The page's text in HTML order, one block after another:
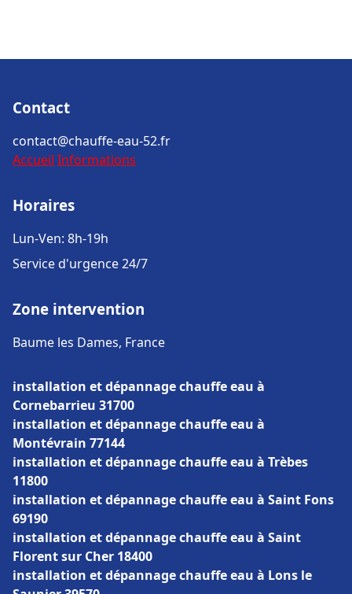
Contact
contact@chauffe-eau-52.fr
Accueil Informations
Horaires
Lun-Ven: 8h-19h
Service d'urgence 24/7
Zone intervention
Baume les Dames, France
installation et dépannage chauffe eau à
Cornebarrieu 31700
installation et dépannage chauffe eau à
Montévrain 77144
installation et dépannage chauffe eau à Trèbes
11800
installation et dépannage chauffe eau à Saint Fons
69190
installation et dépannage chauffe eau à Saint
Florent sur Cher 18400
installation et dépannage chauffe eau à Lons le